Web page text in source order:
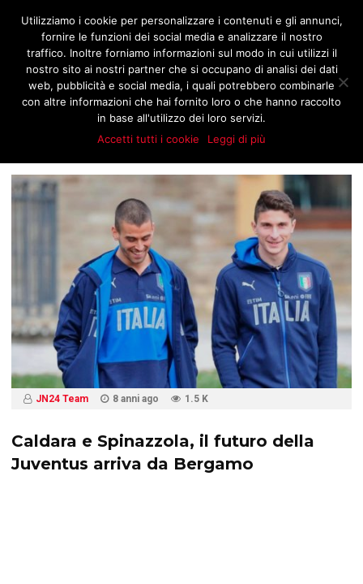
JNOTIZIE.COM
BROWSING TAG
ATALANTA
JN24 Team 8 anni ago 1.5 K
Caldara e Spinazzola, il futuro della
Juventus arriva da Bergamo
Utilizziamo i cookie per personalizzare i contenuti e gli annunci,
fornire le funzioni dei social media e analizzare il nostro
traffico. Inoltre forniamo informazioni sul modo in cui utilizzi il
nostro sito ai nostri partner che si occupano di analisi dei dati
web, pubblicità e social media, i quali potrebbero combinarle
con altre informazioni che hai fornito loro o che hanno raccolto
in base all'utilizzo dei loro servizi.
Accetti tutti i cookie
Leggi di più